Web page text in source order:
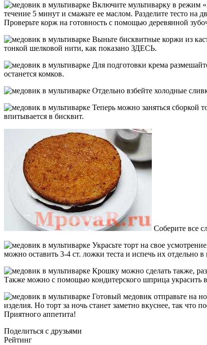
Включите мультиварку в режим
течение 5 минут и смажьте ее маслом. Разделите тесто
Проверьте корж на готовность с помощью деревянной
Выньте бисквитные коржи из
тонкой шелковой нити, как показано ЗДЕСЬ.
Для подготовки крема
останется комков.
Отдельно взбейте холодные
Теперь можно заняться сборкой
впитывается в бисквит.
Соберите все
Украсьте торт на свое
можно оставить 3-4 ст. ложки теста и испечь их отдельно
Крошку можно сделать также,
Также можно с помощью кондитерского шприца украсить
Готовый медовик отправьте на
изделия. Но торт за ночь станет заметно вкуснее, так что
Приятного аппетита!
Поделиться с друзьями
Рейтинг